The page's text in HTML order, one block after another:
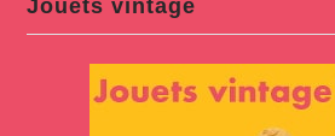
Jouets vintage